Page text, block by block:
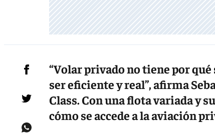
“Volar privado no tiene por
ser eficiente y real”, afirma
Class. Con una flota variada y
cómo se accede a la aviación